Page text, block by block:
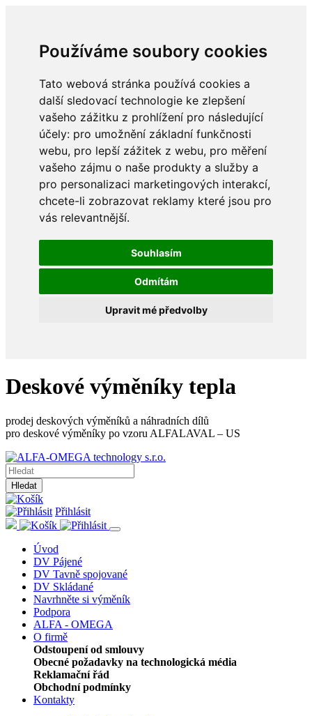
Používáme soubory cookies
Tato webová stránka používá cookies a
další sledovací technologie ke zlepšení
vašeho zážitku z prohlížení pro následující
účely: pro umožnění základní funkčnosti
webu, pro lepší zážitek z webu, pro měření
vašeho zájmu o naše produkty a služby a
pro personalizaci marketingových interakcí,
chcete-li zobrazovat reklamy které jsou pro
vás relevantnější.
Souhlasím
Odmítám
Upravit mé předvolby
Deskové výměníky tepla
prodej deskových výměníků a náhradních dílů
pro deskové výměníky po vzoru ALFALAVAL – US
Hledat
Přihlásit
Úvod
DV Pájené
DV Tavně spojované
DV Skládané
Navrhněte si výměník
Podpora
ALFA - OMEGA
O firmě
Odstoupení od smlouvy
Obecné požadavky na technologická média
Reklamační řád
Obchodní podmínky
Kontakty